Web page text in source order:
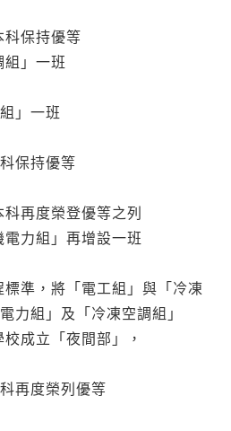
科保持優等
組」一班
」一班
保持優等
再度榮登優等之列
力組」再增設一班
準，將「電工組」與「冷凍
力組」及「冷凍空調組」
成立「夜間部」，
再度榮列優等